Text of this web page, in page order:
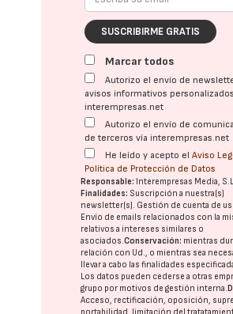
SUSCRIBIRME GRATIS
Marcar todos
Autorizo el envío de
avisos informativos
interempresas.net
Autorizo el envío de
de terceros vía interempresas.net
He leído y acepto elAviso
Política de Protección de Datos
Responsable: Interempresas Media,
Finalidades: Suscripción a nuestra(s)
newsletter(s). Gestión de cuenta de
Envío de emails relacionados con la
relativos a intereses similares o
asociados.Conservación: mientras
relación con Ud., o mientras sea
llevar a cabo las finalidades
Los datos pueden cederse a otras
grupo por motivos de gestión interna.
Acceso, rectificación, oposición,